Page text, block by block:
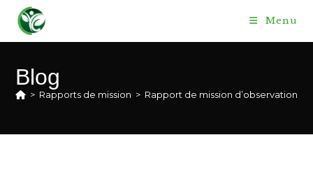
content
Menu
Blog
> Rapports de mission > Rapport de mission d’observation